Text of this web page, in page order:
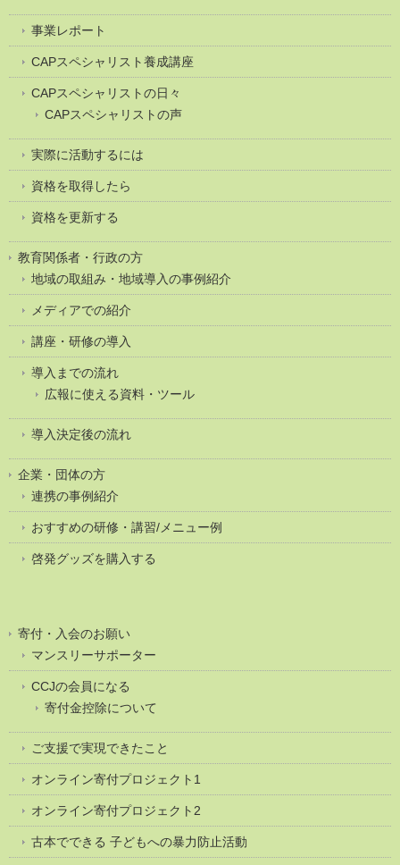
事業レポート
CAPスペシャリスト養成講座
CAPスペシャリストの日々
CAPスペシャリストの声
実際に活動するには
資格を取得したら
資格を更新する
教育関係者・行政の方
地域の取組み・地域導入の事例紹介
メディアでの紹介
講座・研修の導入
導入までの流れ
広報に使える資料・ツール
導入決定後の流れ
企業・団体の方
連携の事例紹介
おすすめの研修・講習/メニュー例
啓発グッズを購入する
寄付・入会のお願い
マンスリーサポーター
CCJの会員になる
寄付金控除について
ご支援で実現できたこと
オンライン寄付プロジェクト1
オンライン寄付プロジェクト2
古本でできる 子どもへの暴力防止活動